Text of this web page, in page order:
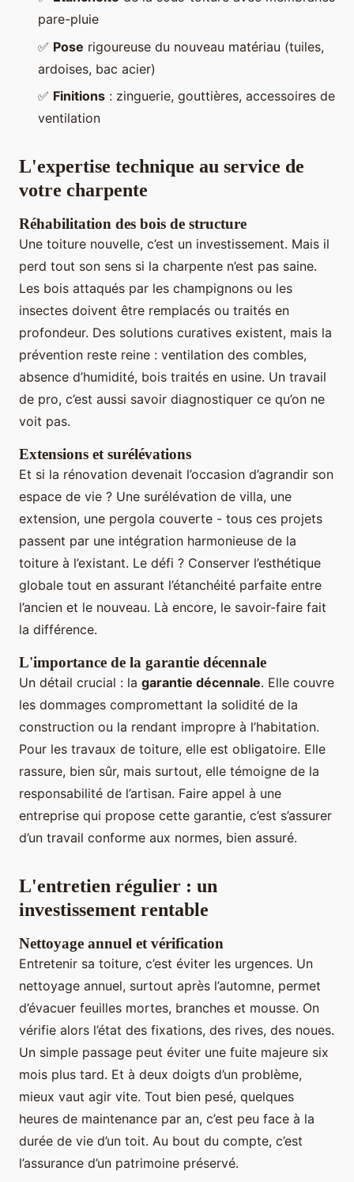
pare-pluie
✅ Pose rigoureuse du nouveau matériau (tuiles,
ardoises, bac acier)
✅ Finitions : zinguerie, gouttières, accessoires de
ventilation
L'expertise technique au service de
votre charpente
Réhabilitation des bois de structure
Une toiture nouvelle, c’est un investissement. Mais il
perd tout son sens si la charpente n’est pas saine.
Les bois attaqués par les champignons ou les
insectes doivent être remplacés ou traités en
profondeur. Des solutions curatives existent, mais la
prévention reste reine : ventilation des combles,
absence d’humidité, bois traités en usine. Un travail
de pro, c’est aussi savoir diagnostiquer ce qu’on ne
voit pas.
Extensions et surélévations
Et si la rénovation devenait l’occasion d’agrandir son
espace de vie ? Une surélévation de villa, une
extension, une pergola couverte - tous ces projets
passent par une intégration harmonieuse de la
toiture à l’existant. Le défi ? Conserver l’esthétique
globale tout en assurant l’étanchéité parfaite entre
l’ancien et le nouveau. Là encore, le savoir-faire fait
la différence.
L'importance de la garantie décennale
Un détail crucial : la garantie décennale. Elle couvre
les dommages compromettant la solidité de la
construction ou la rendant impropre à l’habitation.
Pour les travaux de toiture, elle est obligatoire. Elle
rassure, bien sûr, mais surtout, elle témoigne de la
responsabilité de l’artisan. Faire appel à une
entreprise qui propose cette garantie, c’est s’assurer
d’un travail conforme aux normes, bien assuré.
L'entretien régulier : un
investissement rentable
Nettoyage annuel et vérification
Entretenir sa toiture, c’est éviter les urgences. Un
nettoyage annuel, surtout après l’automne, permet
d’évacuer feuilles mortes, branches et mousse. On
vérifie alors l’état des fixations, des rives, des noues.
Un simple passage peut éviter une fuite majeure six
mois plus tard. Et à deux doigts d’un problème,
mieux vaut agir vite. Tout bien pesé, quelques
heures de maintenance par an, c’est peu face à la
durée de vie d’un toit. Au bout du compte, c’est
l’assurance d’un patrimoine préservé.